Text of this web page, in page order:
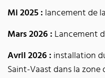
Mi 2025 : lancement de
Mars 2026 : Lancement
Avril 2026 : installation
Saint-Vaast dans la zone